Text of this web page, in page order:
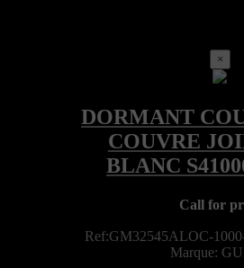
×
Call for
Ref:GM32545ALOC-
Marque: